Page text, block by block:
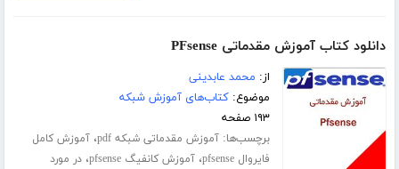
دانلود کتاب آموزش مقدماتی PFsense
از: محمد عابدینی
موضوع:کتاب‌های آموزش شبکه
۱۹۳ صفحه
برچسب‌ها:آموزش مقدماتی شبکه pdf ،آموزش کامل
فایروال pfsense
،آموزش کانفیگ pfsense ،در مورد